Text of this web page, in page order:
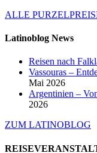
ALLE
Latinoblog News
Reisen nach
Vassouras –
Mai 2026
Argentinien –
2026
ZUM LATINOBLOG